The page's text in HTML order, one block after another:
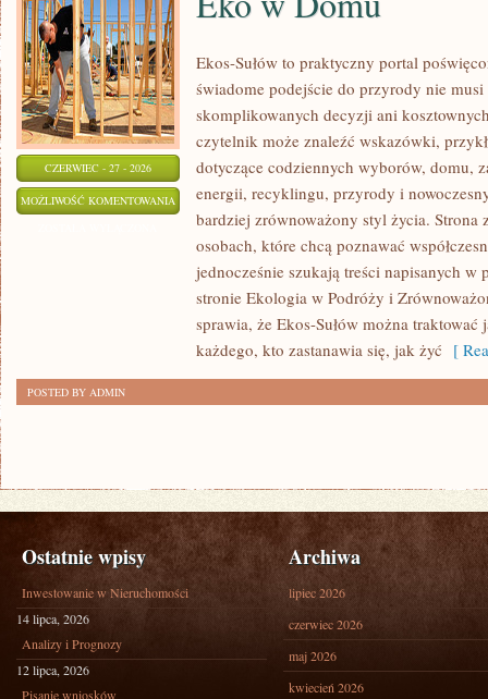
CZERWIEC - 27 - 2026
MOŻLIWOŚĆ KOMENTOWANIA
DOMU
Ekos-Sułów to praktyczny portal
świadome podejście do przyrody nie
skomplikowanych decyzji ani
czytelnik może znaleźć wskazówki,
dotyczące codziennych wyborów, domu,
energii, recyklingu, przyrody i
bardziej zrównoważony styl życia. Strona
osobach, które chcą poznawać
jednocześnie szukają treści napisanych w
stronie Ekologia w Podróży i
sprawia, że Ekos-Sułów można
każdego, kto zastanawia się, jak żyć [
POSTED BY ADMIN
Ostatnie wpisy
Inwestowanie w Nieruchomości
14 lipca, 2026
Analizy i Prognozy
12 lipca, 2026
Pisanie wniosków
Archiwa
lipiec 2026
czerwiec 2026
maj 2026
kwiecień 2026